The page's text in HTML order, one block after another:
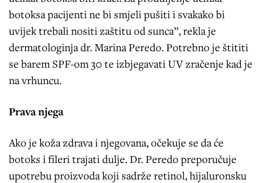
botoksa pacijenti ne bi smjeli pušiti i svakako bi
uvijek trebali nositi zaštitu od sunca”, rekla je
dermatologinja dr. Marina Peredo. Potrebno je štititi
se barem SPF-om 30 te izbjegavati UV zračenje kad je
na vrhuncu.
Prava njega
Ako je koža zdrava i njegovana, očekuje se da će
botoks i fileri trajati dulje. Dr. Peredo preporučuje
upotrebu proizvoda koji sadrže retinol, hijaluronsku